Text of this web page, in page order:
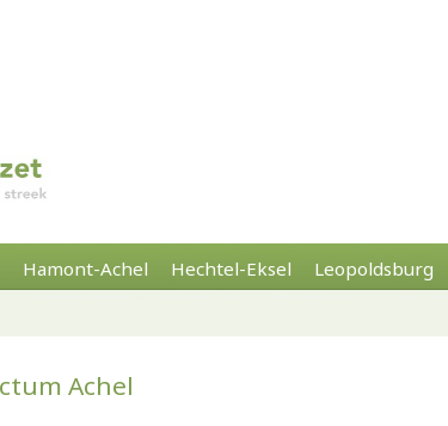
Hamont-Achel Hechtel-Eksel Leopoldsburg
Achel